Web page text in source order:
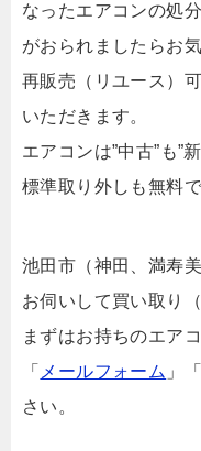
なったエアコンの処
がおられましたらお
再販売（リユース）
いただきます。
エアコンは”中古”も”
標準取り外しも無料で
池田市（神田、満寿
お伺いして買い取り
まずはお持ちのエア
「 メールフォーム 」「
さい。